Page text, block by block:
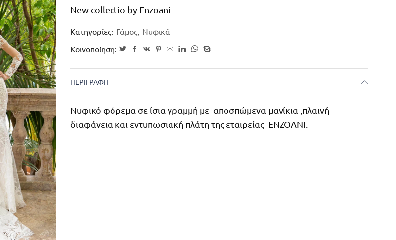
New collectio by Enzoani
Κατηγορίες: Γάμος, Νυφικά
Κοινοποίηση:
ΠΕΡΙΓΡΑΦΉ
Νυφικό φόρεμα σε ίσια γραμμή με αποσπώμενα μανίκια ,πλαινή
διαφάνεια και εντυπωσιακή πλάτη της εταιρείας ENZOANI.